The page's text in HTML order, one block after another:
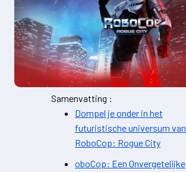
Samenvatting :
Dompel je onder in het
futuristische universum van
RoboCop: Rogue City
oboCop: Een Onvergetelijke